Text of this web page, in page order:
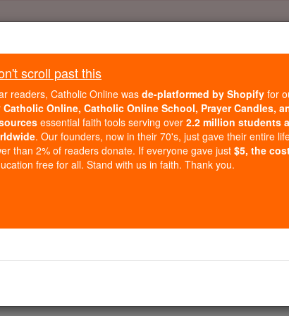
Daily Reading for Thursday, October ...
of the Rosary
Theophilus, habe ich mich mit allem, was Jesus
Anweisungen an die Aposteln, die er durch den
scroll past this
readers, Catholic Online was de-platformed by Shopify for
Catholic Online, Catholic Online School, Prayer Candles,
essential faith tools serving over 2.2 million students
. Our founders, now in their 70's, just gave their entire
than 2% of readers donate. If everyone gave just $5, the
free for all. Stand with us in faith. Thank you.